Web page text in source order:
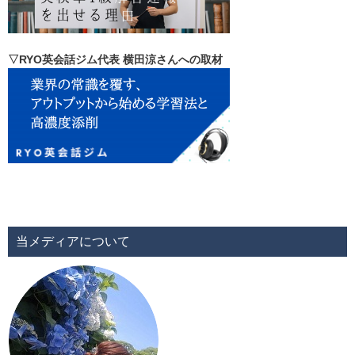
▽RYO英会話ジム代表 横田涼さんへの取材
当メディアについて